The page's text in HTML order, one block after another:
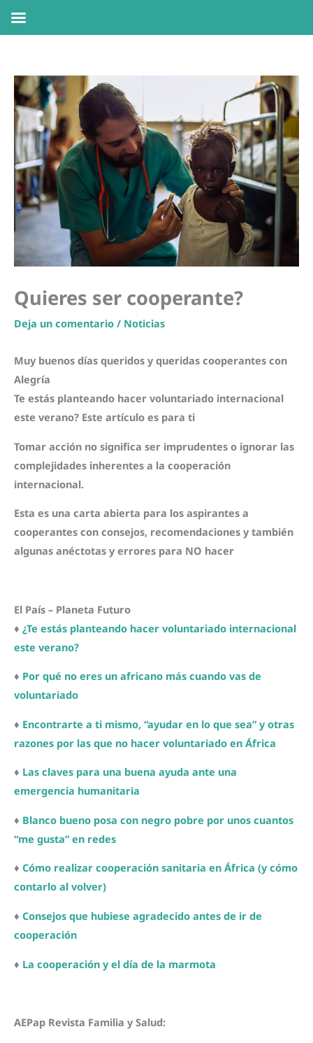
contenido
Quieres ser cooperante?
Deja un comentario / Noticias
Muy buenos días queridos y queridas cooperantes con
Alegría
Te estás planteando hacer voluntariado internacional
este verano? Este artículo es para ti
Tomar acción no significa ser imprudentes o ignorar las
complejidades inherentes a la cooperación
internacional.
Esta es una carta abierta para los aspirantes a
cooperantes con consejos, recomendaciones y también
algunas anéctotas y errores para NO hacer
El País – Planeta Futuro
♦ ¿Te estás planteando hacer voluntariado internacional
este verano?
♦ Por qué no eres un africano más cuando vas de
voluntariado
♦ Encontrarte a ti mismo, “ayudar en lo que sea” y otras
razones por las que no hacer voluntariado en África
♦ Las claves para una buena ayuda ante una
emergencia humanitaria
♦ Blanco bueno posa con negro pobre por unos cuantos
“me gusta” en redes
♦ Cómo realizar cooperación sanitaria en África (y cómo
contarlo al volver)
♦ Consejos que hubiese agradecido antes de ir de
cooperación
♦ La cooperación y el día de la marmota
AEPap Revista Familia y Salud: